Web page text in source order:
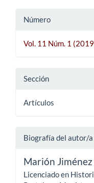
Número
Vol. 11 Núm. 1
Sección
Artículos
Biografía del autor/a
Marión
Licenciado en